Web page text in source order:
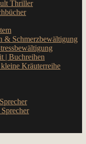
Thriller
& Schmerzbewältigung
| Buchreihen
Kräuterreihe